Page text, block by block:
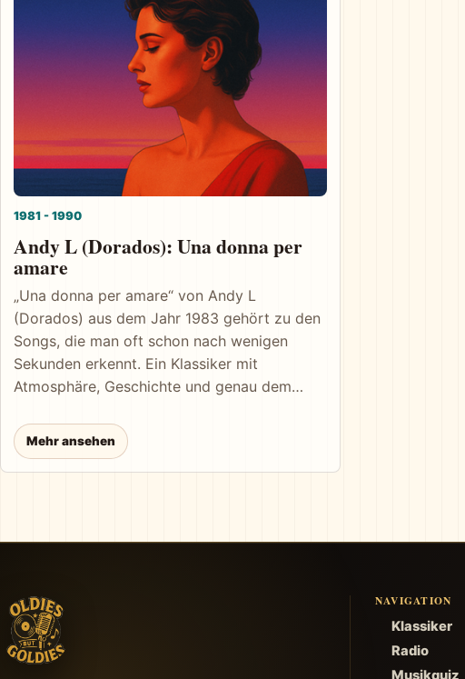
1981 - 1990
Andy L (Dorados): Una donna per
amare
„Una donna per amare“ von Andy L
(Dorados) aus dem Jahr 1983 gehört zu den
Songs, die man oft schon nach wenigen
Sekunden erkennt. Ein Klassiker mit
Atmosphäre, Geschichte und genau dem
Mehr ansehen
NAVIGATION
Klassiker
Radio
Musikquiz